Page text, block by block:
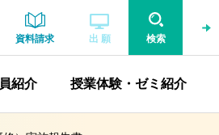
資料請求 出 願 検索
紹介 授業体験・ゼミ紹介